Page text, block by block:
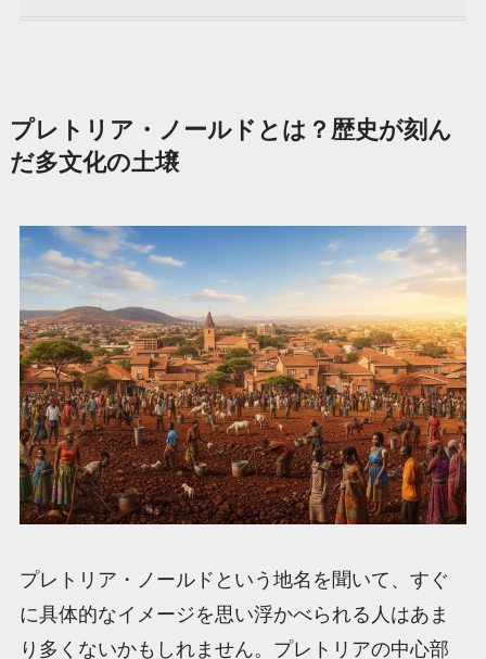
プレトリア・ノールドとは？歴史が刻ん
だ多文化の土壌
プレトリア・ノールドという地名を聞いて、すぐ
に具体的なイメージを思い浮かべられる人はあま
り多くないかもしれません。プレトリアの中心部